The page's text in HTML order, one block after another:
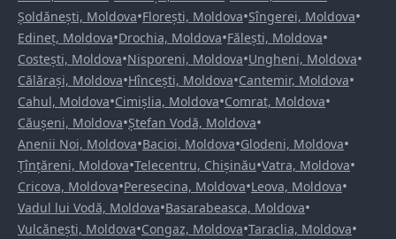
Șoldănești, Moldova•Florești, Moldova•Sîngerei, Moldova•
Edineț, Moldova•Drochia, Moldova•Fălești, Moldova•
Costești, Moldova•Nisporeni, Moldova•Ungheni, Moldova•
Călărași, Moldova•Hîncești, Moldova•Cantemir, Moldova•
Cahul, Moldova•Cimișlia, Moldova•Comrat, Moldova•
Căușeni, Moldova•Ștefan Vodă, Moldova•
Anenii Noi, Moldova•Bacioi, Moldova•Glodeni, Moldova•
Țînțăreni, Moldova•Telecentru, Chișinău•Vatra, Moldova•
Cricova, Moldova•Peresecina, Moldova•Leova, Moldova•
Vadul lui Vodă, Moldova•Basarabeasca, Moldova•
Vulcănești, Moldova•Congaz, Moldova•Taraclia, Moldova•